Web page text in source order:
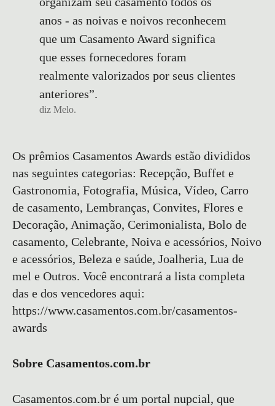
anos - as noivas e noivos reconhecem
que um Casamento Award significa
que esses fornecedores foram
realmente valorizados por seus clientes
anteriores”.
diz Melo.
Os prêmios Casamentos Awards estão divididos
nas seguintes categorias: Recepção, Buffet e
Gastronomia, Fotografia, Música, Vídeo, Carro
de casamento, Lembranças, Convites, Flores e
Decoração, Animação, Cerimonialista, Bolo de
casamento, Celebrante, Noiva e acessórios, Noivo
e acessórios, Beleza e saúde, Joalheria, Lua de
mel e Outros. Você encontrará a lista completa
das e dos vencedores aqui:
https://www.casamentos.com.br/casamentos-
awards
Sobre Casamentos.com.br
Casamentos.com.br é um portal nupcial, que